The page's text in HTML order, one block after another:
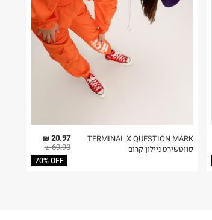
20.97 ₪
69.90 ₪
70% OFF
TERMINAL X QUESTION MARK
סווטשירט ניילון קרופ